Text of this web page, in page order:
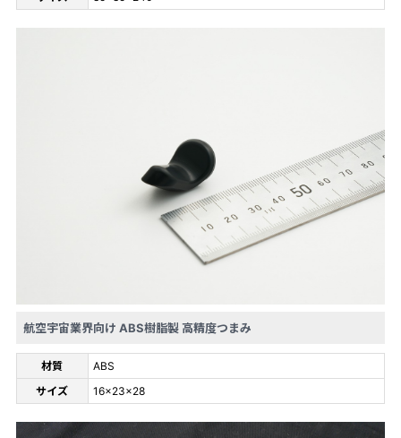
航空宇宙業界向け ABS樹脂製 高精度つまみ
材質
ABS
サイズ
16×23×28